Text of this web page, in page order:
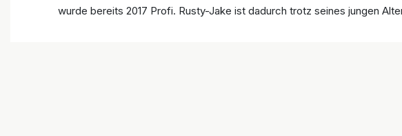
wurde bereits 2017 Profi. Rusty-Jake ist dadurch trotz seines jungen